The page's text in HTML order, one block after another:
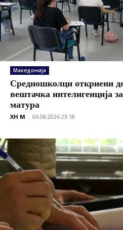
Македонија
Средношколци откриени
вештачка интелигенција
матура
XH M - 06.08.2026 23:18